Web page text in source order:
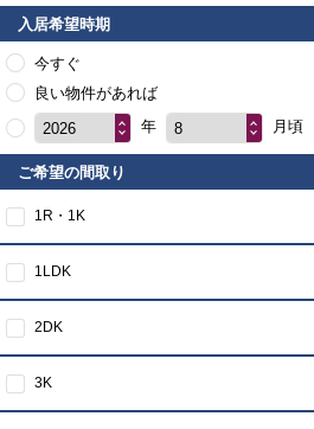
入居希望時期
今すぐ
良い物件があれば
2026
年 8 月頃
ご希望の間取り
1R・1K
1LDK
2DK
3K